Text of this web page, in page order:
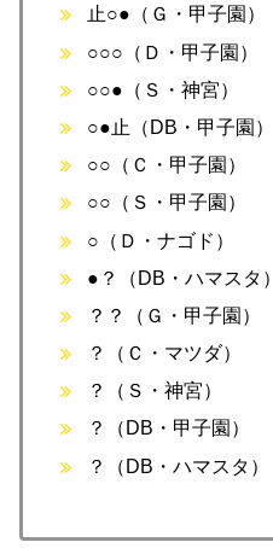
止○●（Ｇ・甲子園）
○○○（Ｄ・甲子園）
○○●（Ｓ・神宮）
○●止（DB・甲子園）
○○（Ｃ・甲子園）
○○（Ｓ・甲子園）
○（Ｄ・ナゴド）
●？（DB・ハマスタ）
？？（Ｇ・甲子園）
？（Ｃ・マツダ）
？（Ｓ・神宮）
？（DB・甲子園）
？（DB・ハマスタ）